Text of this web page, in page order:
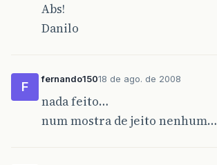
Abs!
Danilo
F
fernando15018 de ago. de 2008
nada feito…
num mostra de jeito nenhum…